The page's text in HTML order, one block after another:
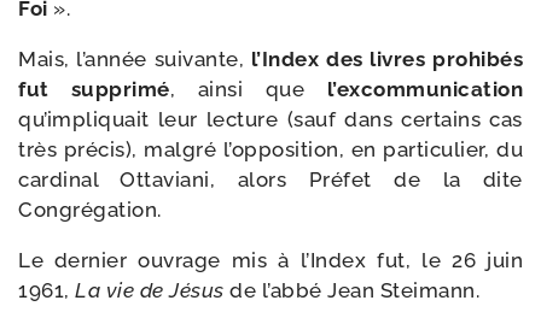
Foi ».
Mais, l’année sui­vante, l’Index des livres pro­hi­bés
fut sup­pri­mé, ain­si que l’excommunication
qu’impliquait leur lec­ture (sauf dans cer­tains cas
très pré­cis), mal­gré l’opposition, en par­ti­cu­lier, du
car­di­nal Ottaviani, alors Préfet de la dite
Congrégation.
Le der­nier ouvrage mis à l’Index fut, le 26 juin
1961, La vie de Jésus de l’abbé Jean Steimann.